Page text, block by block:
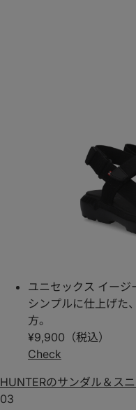
ユニセックス イージ
シンプルに仕上げた
方。
¥9,900（税込）
Check
HUNTERのサンダル＆ス
03